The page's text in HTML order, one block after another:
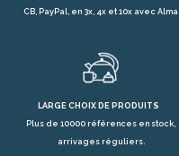
CB, PayPal, en 3x, 4x et 10x avec Alma
LARGE CHOIX DE PRODUITS
Plus de 10000 références en stock,
arrivages réguliers.